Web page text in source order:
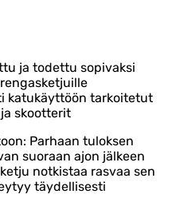
ja todettu sopivaksi
katukäyttöön tarkoitetut
skootterit
Parhaan tuloksen
suoraan ajon jälkeen
notkistaa rasvaa sen
täydellisesti